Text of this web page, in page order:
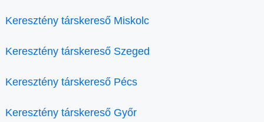
Keresztény társkereső Miskolc
Keresztény társkereső Szeged
Keresztény társkereső Pécs
Keresztény társkereső Győr